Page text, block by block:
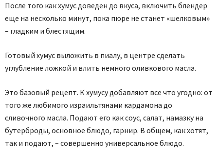
После того как хумус доведен до вкуса, включить блендер
еще на несколько минут, пока пюре не станет «шелковым»
– гладким и блестящим.
Готовый хумус выложить в пиалу, в центре сделать
углубление ложкой и влить немного оливкового масла.
Это базовый рецепт. К хумусу добавляют все что угодно: от
того же любимого израильтянами кардамона до
сливочного масла. Подают его как соус, салат, намазку на
бутерброды, основное блюдо, гарнир. В общем, как хотят,
так и подают, – совершенно универсальное блюдо.